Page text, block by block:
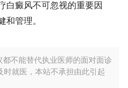
白癜风不可忽视的重要因
和管理。
不能替代执业医师的面对面诊
时就医，本站不承担由此引起